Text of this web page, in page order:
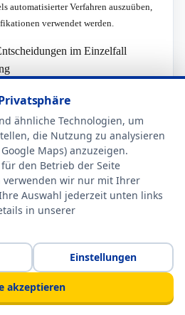
automatisierter Verfahren auszuüben,
verwendet werden.
im Einzelfall
Daten betroffene
Recht, nicht einer ausschließlich auf
 einschließlich Profiling 
zu werden, die ihr
entfaltet oder sie in ähnlicher Weise
die Entscheidung (1) nicht für den
Vertrags zwischen der
Verantwortlichen erforderlich ist, oder
der Union oder der
unterliegt, zulässig ist
sowie der berechtigten
ähnliche Technologien, um
die Nutzung zu analysieren
Maps) anzuzeigen.
den Betrieb der Seite
wir nur mit Ihrer
Auswahl jederzeit unten links
in unserer
Einstellungen
akzeptieren